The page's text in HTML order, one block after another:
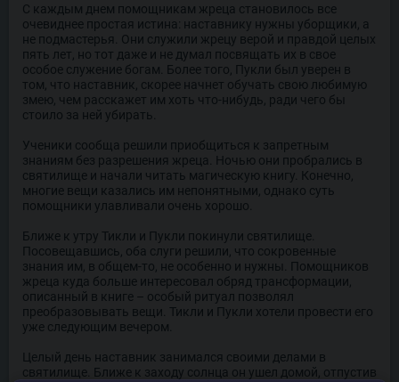
С каждым днем помощникам жреца становилось все
очевиднее простая истина: наставнику нужны уборщики, а
не подмастерья. Они служили жрецу верой и правдой целых
пять лет, но тот даже и не думал посвящать их в свое
особое служение богам. Более того, Пукли был уверен в
том, что наставник, скорее начнет обучать свою любимую
змею, чем расскажет им хоть что-нибудь, ради чего бы
стоило за ней убирать.
Ученики сообща решили приобщиться к запретным
знаниям без разрешения жреца. Ночью они пробрались в
святилище и начали читать магическую книгу. Конечно,
многие вещи казались им непонятными, однако суть
помощники улавливали очень хорошо.
Ближе к утру Тикли и Пукли покинули святилище.
Посовещавшись, оба слуги решили, что сокровенные
знания им, в общем-то, не особенно и нужны. Помощников
жреца куда больше интересовал обряд трансформации,
описанный в книге – особый ритуал позволял
преобразовывать вещи. Тикли и Пукли хотели провести его
уже следующим вечером.
Целый день наставник занимался своими делами в
святилище. Ближе к заходу солнца он ушел домой, отпустив